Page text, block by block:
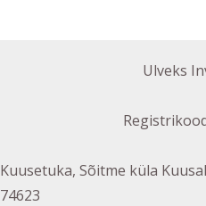
Ulveks
Kuusetuka, Sõitme küla
74623